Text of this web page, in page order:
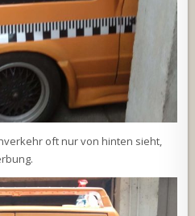
oft nur von hinten sieht,